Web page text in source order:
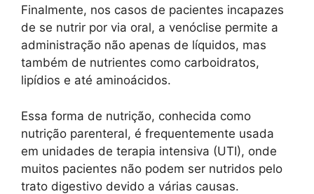
Finalmente, nos casos de pacientes incapazes
de se nutrir por via oral, a venóclise permite a
administração não apenas de líquidos, mas
também de nutrientes como carboidratos,
lipídios e até aminoácidos.
Essa forma de nutrição, conhecida como
nutrição parenteral, é frequentemente usada
em unidades de terapia intensiva (UTI), onde
muitos pacientes não podem ser nutridos pelo
trato digestivo devido a várias causas.